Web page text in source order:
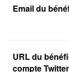
Email du
URL du
compte